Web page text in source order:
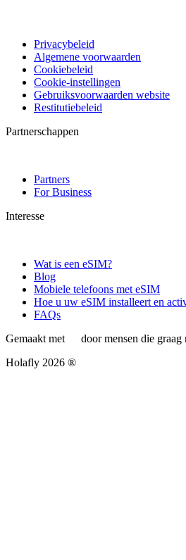
Privacybeleid
Algemene voorwaarden
Cookiebeleid
Cookie-instellingen
Gebruiksvoorwaarden website
Restitutiebeleid
Partnerschappen
Partners
For Business
Interesse
Wat is een eSIM?
Blog
Mobiele telefoons met eSIM
Hoe u uw eSIM installeert en
FAQs
Gemaakt met
door mensen die graag
Holafly 2026 ®